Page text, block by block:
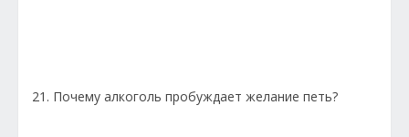
21. Почему алкоголь пробуждает желание петь?